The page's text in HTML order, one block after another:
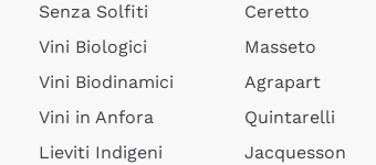
Senza Solfiti
Vini Biologici
Vini Biodinamici
Vini in Anfora
Lieviti Indigeni
Ceretto
Masseto
Agrapart
Quintarelli
Jacquesson